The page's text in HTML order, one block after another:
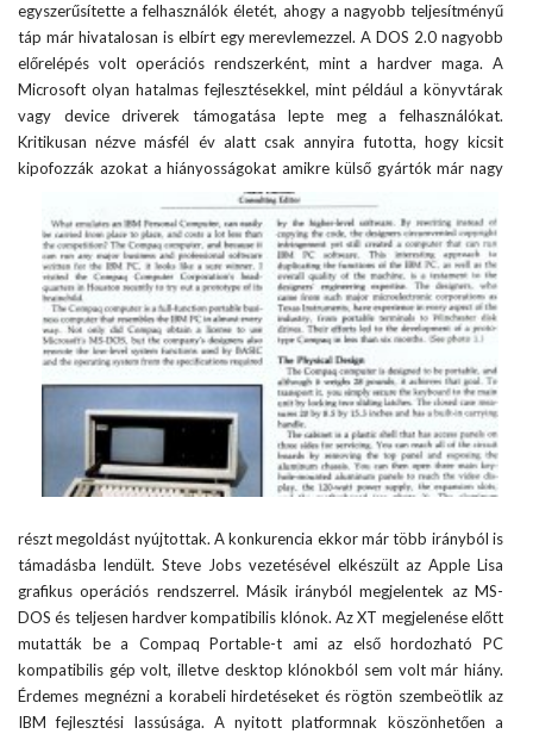
egyszerűsítette a felhasználók életét, ahogy a nagyobb teljesítményű
táp már hivatalosan is elbírt egy merevlemezzel. A DOS 2.0 nagyobb
előrelépés volt operációs rendszerként, mint a hardver maga. A
Microsoft olyan hatalmas fejlesztésekkel, mint például a könyvtárak
vagy device driverek támogatása lepte meg a felhasználókat.
Kritikusan nézve másfél év alatt csak annyira futotta, hogy kicsit
kipofozzák azokat a hiányosságokat amikre külső gyártók már nagy
részt megoldást nyújtottak. A konkurencia ekkor már több irányból is
támadásba lendült. Steve Jobs vezetésével elkészült az Apple Lisa
grafikus operációs rendszerrel. Másik irányból megjelentek az MS-
DOS és teljesen hardver kompatibilis klónok. Az XT megjelenése előtt
mutatták be a Compaq Portable-t ami az első hordozható PC
kompatibilis gép volt, illetve desktop klónokból sem volt már hiány.
Érdemes megnézni a korabeli hirdetéseket és rögtön szembeötlik az
IBM fejlesztési lassúsága. A nyitott platformnak köszönhetően a